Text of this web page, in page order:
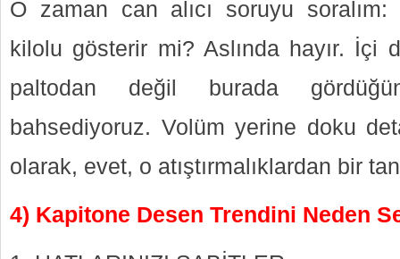
O zaman can alıcı soruyu
kilolu gösterir mi? Aslında hayır. İçi
paltodan değil burada
bahsediyoruz. Volüm yerine doku
olarak, evet, o atıştırmalıklardan bir
4) Kapitone Desen Trendini Neden